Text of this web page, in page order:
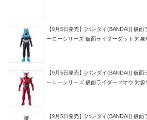
【9月5日発売】[バンダイ(BANDAI)] 仮
ーローシリーズ 仮面ライダーダット 対象
【9月5日発売】[バンダイ(BANDAI)] 仮
ーローシリーズ 仮面ライダーマオウ 対象
【9月5日発売】[バンダイ(BANDAI)] 仮